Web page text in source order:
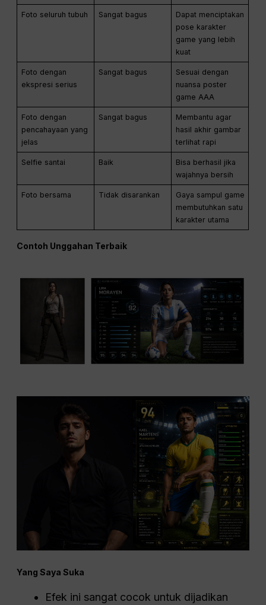
Foto seluruh tubuh Sangat bagus
Dapat menciptakan
pose karakter
game yang lebih
kuat
Foto dengan
ekspresi serius
Sangat bagus
Sesuai dengan
nuansa poster
game AAA
Foto dengan
pencahayaan yang
jelas
Sangat bagus
Membantu agar
hasil akhir gambar
terlihat rapi
Selfie santai Baik
Bisa berhasil jika
wajahnya bersih
Foto bersama Tidak disarankan
Gaya sampul game
membutuhkan satu
karakter utama
Contoh Unggahan Terbaik
Yang Saya Suka
Efek ini sangat cocok untuk dijadikan